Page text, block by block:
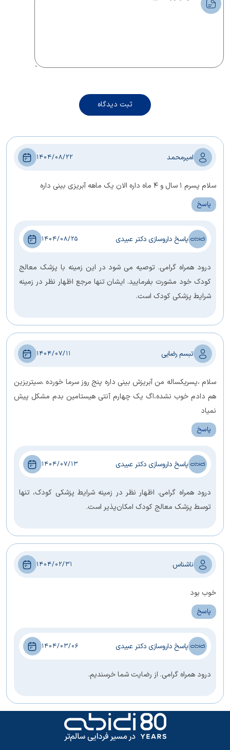
ثبت دیدگاه
امیرمحمد 1404/08/22
سلام پسرم ۱ سال و ۴ ماه داره الان یک ماهه آبریزی بینی داره
پاسخ
پاسخ داروسازی دکتر عبیدی 1404/08/25
درود همراه گرامی. توصیه می شود در این زمینه با پزشک معالج
کودک خود مشورت بفرمایید. ایشان تنها مرجع اظهار نظر در زمینه
شرایط پزشکی کودک است.
تبسم رضایی 1404/07/11
سلام ،پسریکساله من آبریزش بینی داره پنج روز سرما خورده ،سیتریزین
هم دادم خوب نشده،اگ یک چهارم آنتی هیستامین بدم مشکل پیش
نمیاد
پاسخ
پاسخ داروسازی دکتر عبیدی 1404/07/13
درود همراه گرامی. اظهار نظر در زمینه شرایط پزشکی کودک، تنها
توسط پزشک معالج کودک امکان‌پذیر است.
ناشناس 1404/02/31
خوب بود
پاسخ
پاسخ داروسازی دکتر عبیدی 1404/03/06
درود همراه گرامی. از رضایت شما خرسندیم.